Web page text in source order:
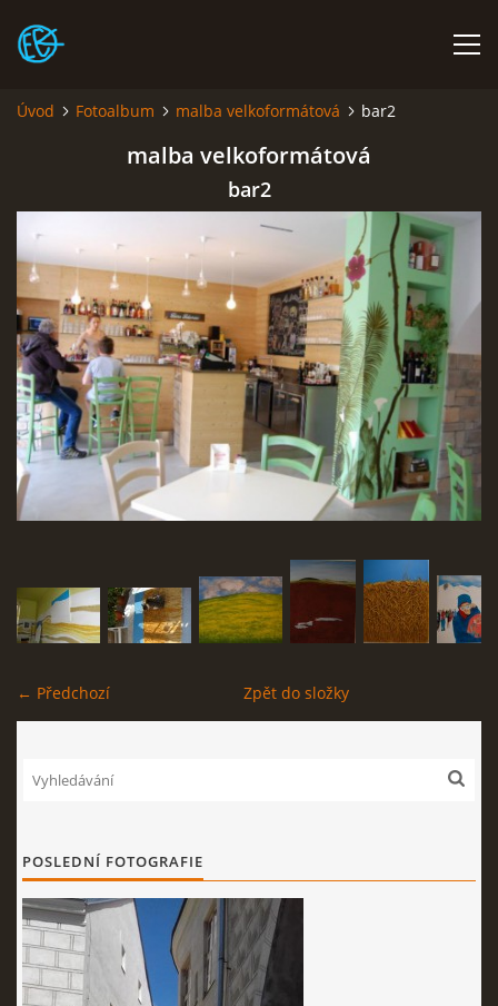
FIGURÁLNÍ KRESBA ŽIVĚ V PLZNI!
PLENÉR CAMP POD HRADEM RABÍ V ČERVNU
DVA VÍKENDY S KERAMIKOU
FOTOALBUM
O MNĚ
NABÍDKA PRO VÁS: VÝMĚNNÝ OBCHOD!
© 2026 eStránky.cz |RSS
Úvod Fotoalbum malba velkoformátová bar2
malba velkoformátová
bar2
← Předchozí Zpět do složky
POSLEDNÍ FOTOGRAFIE